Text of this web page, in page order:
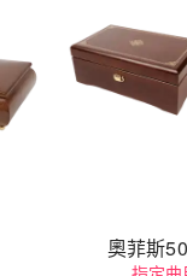
奧菲斯